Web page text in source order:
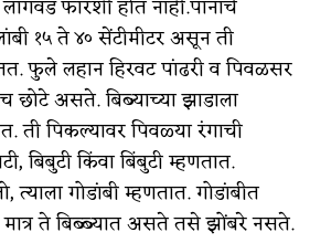
फारशी होत नाही.पानांचे
१५ ते ४० सेंटीमीटर असून ती
फुले लहान हिरवट पांढरी व पिवळसर
असते. बिब्याच्या झाडाला
ती पिकल्यावर पिवळ्या रंगाची
बिबुटी किंवा बिंबुटी म्हणतात.
त्याला गोडांबी म्हणतात. गोडांबीत
ते बिब्ब्यात असते तसे झोंबरे नसते.